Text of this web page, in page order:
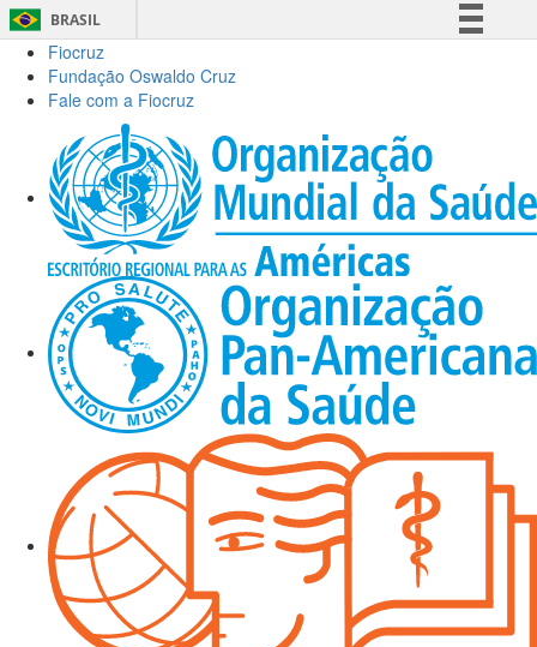
BRASIL
Acesso à informação
Legislação
Canais
Fiocruz
Fundação Oswaldo Cruz
Fale com a Fiocruz